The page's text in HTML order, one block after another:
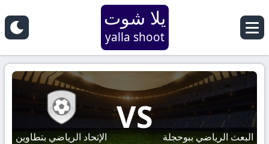
يلا شوت
yalla shoot
البعث الرياضي ببوحجلة
VS
الإتحاد الرياضي بتطاوين